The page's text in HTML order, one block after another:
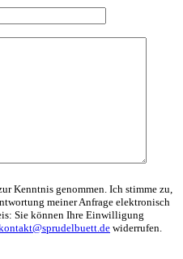
Kenntnis genommen. Ich stimme zu,
meiner Anfrage elektronisch
Sie können Ihre Einwilligung
widerrufen.